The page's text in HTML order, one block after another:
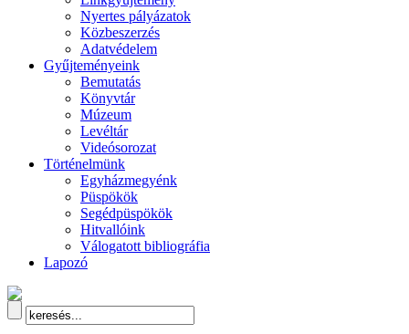
Nyertes pályázatok
Közbeszerzés
Adatvédelem
Gyűjteményeink
Bemutatás
Könyvtár
Múzeum
Levéltár
Videósorozat
Történelmünk
Egyházmegyénk
Püspökök
Segédpüspökök
Hitvallóink
Válogatott bibliográfia
Lapozó